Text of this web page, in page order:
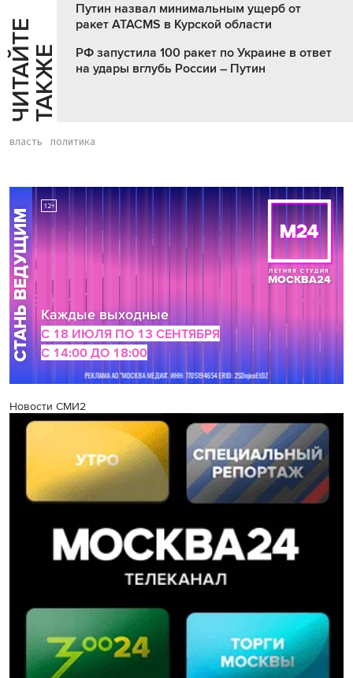
Ч
И
Т
АЙ
Т
Е
Т
А
К
ЖЕ
Путин назвал минимальным ущерб от
ракет ATACMS в Курской области
РФ запустила 100 ракет по Украине в ответ
на удары вглубь России – Путин
власть политика
Новости СМИ2